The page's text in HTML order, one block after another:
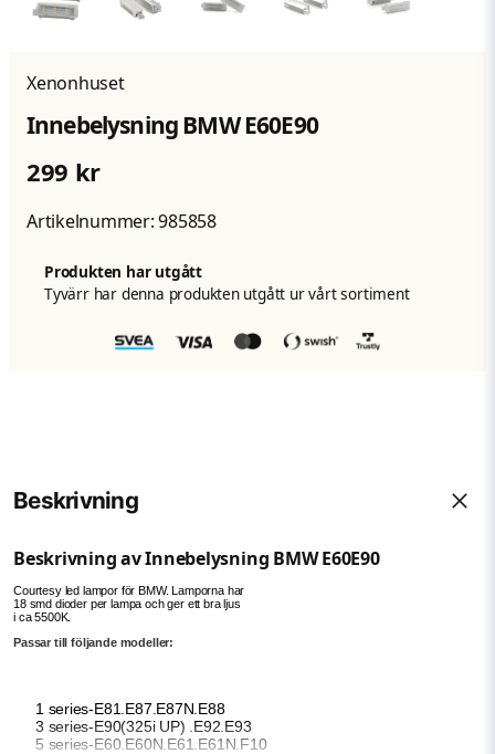
Xenonhuset
Innebelysning BMW E60E90
299 kr
Artikelnummer:985858
Produkten har utgått
Tyvärr har denna produkten utgått ur vårt sortiment
Beskrivning
Beskrivning av Innebelysning BMW E60E90
Courtesy led lampor för BMW. Lamporna har
18 smd dioder per lampa och ger ett bra ljus
i ca 5500K.
Passar till följande modeller:
1 series-E81.E87.E87N.E88
3 series-E90(325i UP) .E92.E93
5 series-E60.E60N.E61.E61N.F10